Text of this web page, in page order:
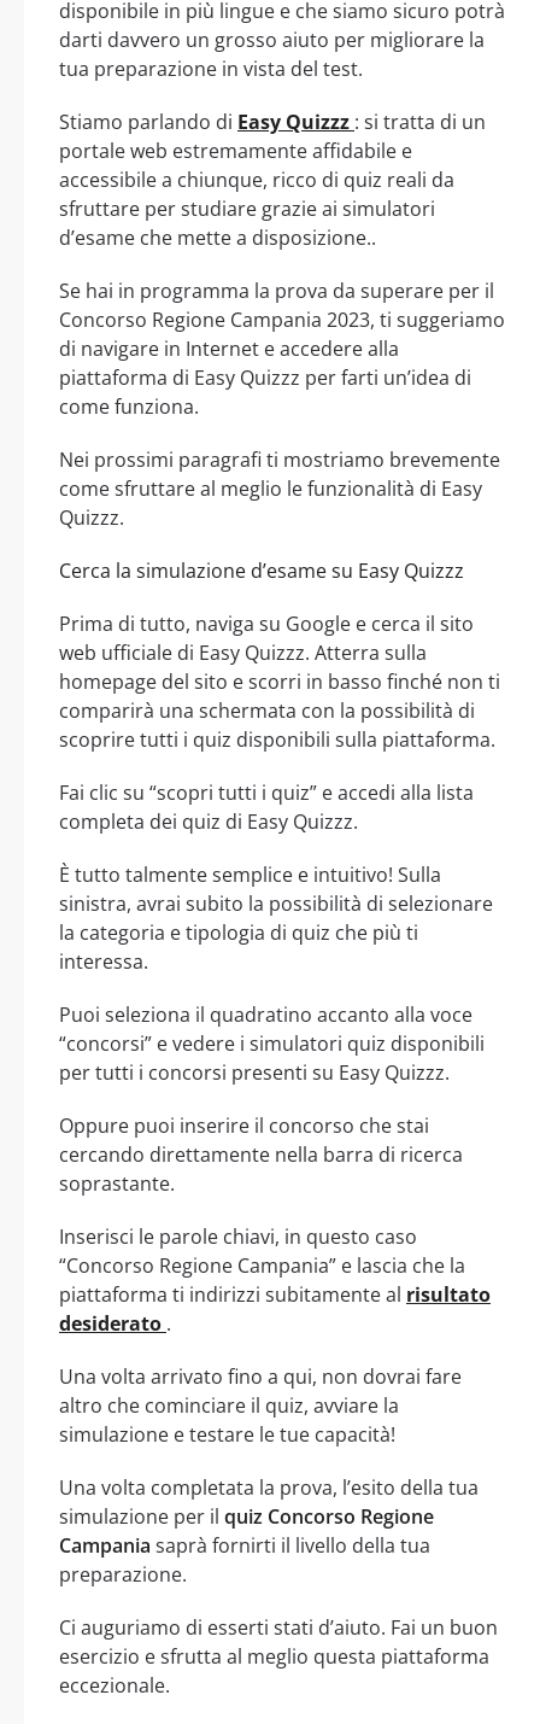
disponibile in più lingue e che siamo sicuro potrà
darti davvero un grosso aiuto per migliorare la
tua preparazione in vista del test.
Stiamo parlando di Easy Quizzz : si tratta di un
portale web estremamente affidabile e
accessibile a chiunque, ricco di quiz reali da
sfruttare per studiare grazie ai simulatori
d’esame che mette a disposizione..
Se hai in programma la prova da superare per il
Concorso Regione Campania 2023, ti suggeriamo
di navigare in Internet e accedere alla
piattaforma di Easy Quizzz per farti un’idea di
come funziona.
Nei prossimi paragrafi ti mostriamo brevemente
come sfruttare al meglio le funzionalità di Easy
Quizzz.
Cerca la simulazione d’esame su Easy Quizzz
Prima di tutto, naviga su Google e cerca il sito
web ufficiale di Easy Quizzz. Atterra sulla
homepage del sito e scorri in basso finché non ti
comparirà una schermata con la possibilità di
scoprire tutti i quiz disponibili sulla piattaforma.
Fai clic su “scopri tutti i quiz” e accedi alla lista
completa dei quiz di Easy Quizzz.
È tutto talmente semplice e intuitivo! Sulla
sinistra, avrai subito la possibilità di selezionare
la categoria e tipologia di quiz che più ti
interessa.
Puoi seleziona il quadratino accanto alla voce
“concorsi” e vedere i simulatori quiz disponibili
per tutti i concorsi presenti su Easy Quizzz.
Oppure puoi inserire il concorso che stai
cercando direttamente nella barra di ricerca
soprastante.
Inserisci le parole chiavi, in questo caso
“Concorso Regione Campania” e lascia che la
piattaforma ti indirizzi subitamente al risultato
desiderato .
Una volta arrivato fino a qui, non dovrai fare
altro che cominciare il quiz, avviare la
simulazione e testare le tue capacità!
Una volta completata la prova, l’esito della tua
simulazione per il quiz Concorso Regione
Campania saprà fornirti il livello della tua
preparazione.
Ci auguriamo di esserti stati d’aiuto. Fai un buon
esercizio e sfrutta al meglio questa piattaforma
eccezionale.